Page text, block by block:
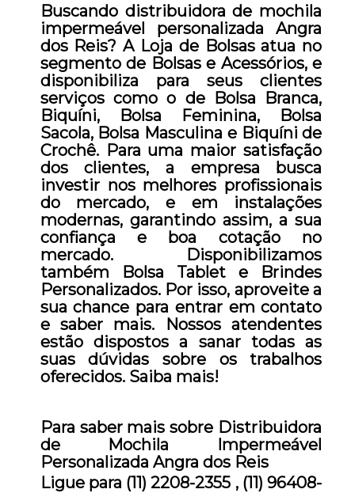
Buscando distribuidora de mochila
impermeável personalizada Angra
dos Reis? A Loja de Bolsas atua no
segmento de Bolsas e Acessórios, e
disponibiliza para seus clientes
serviços como o de Bolsa Branca,
Biquíni, Bolsa Feminina, Bolsa
Sacola, Bolsa Masculina e Biquíni de
Crochê. Para uma maior satisfação
dos clientes, a empresa busca
investir nos melhores profissionais
do mercado, e em instalações
modernas, garantindo assim, a sua
confiança e boa cotação no
mercado. Disponibilizamos
também Bolsa Tablet e Brindes
Personalizados. Por isso, aproveite a
sua chance para entrar em contato
e saber mais. Nossos atendentes
estão dispostos a sanar todas as
suas dúvidas sobre os trabalhos
oferecidos. Saiba mais!
Para saber mais sobre Distribuidora
de Mochila Impermeável
Personalizada Angra dos Reis
Ligue para (11) 2208-2355 , (11) 96408-